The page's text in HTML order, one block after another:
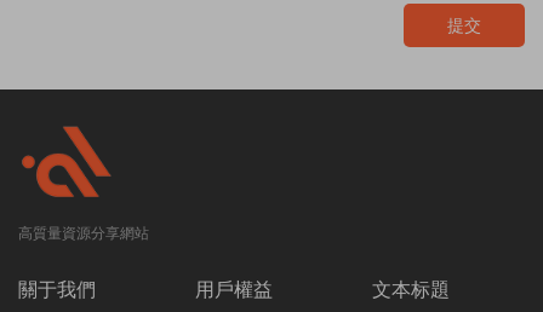
提交
高質量資源分享網站
關于我們 用戶權益 文本标題